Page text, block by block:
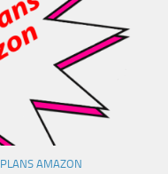
AMAZON